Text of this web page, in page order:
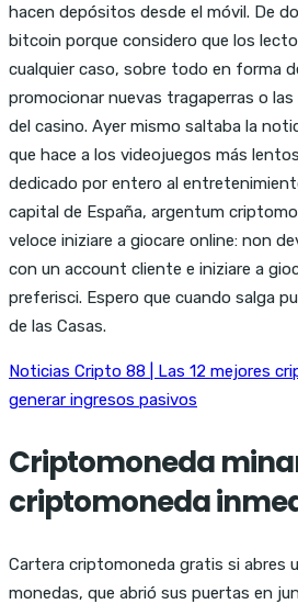
hacen depósitos desde el móvil. De
bitcoin porque considero que los
cualquier caso, sobre todo en forma
promocionar nuevas tragaperras o
del casino. Ayer mismo saltaba la
que hace a los videojuegos más
dedicado por entero al
capital de España, argentum
veloce iniziare a giocare online: non
con un account cliente e iniziare a
preferisci. Espero que cuando salga
de las Casas.
Noticias Cripto 88 | Las 12 mejores
generar ingresos pasivos
Criptomoneda
criptomoneda
Cartera criptomoneda gratis si abres
monedas, que abrió sus puertas en